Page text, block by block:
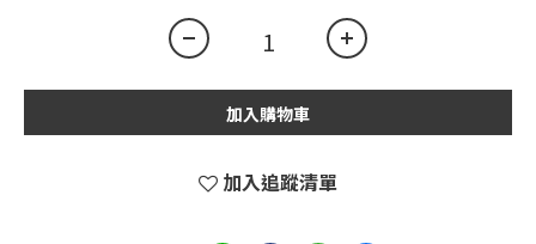
加入購物車
加入追蹤清單